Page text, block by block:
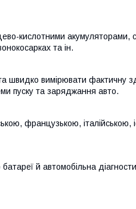
кислотними акумуляторами,
та ін.
швидко вимірювати фактичну
пуску та заряджання авто.
французькою, італійською,
й автомобільна